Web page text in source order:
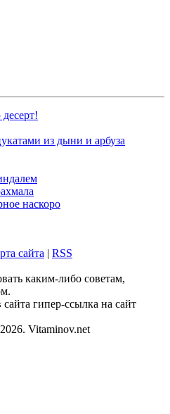
из дыни и арбуза
наскоро
сайта | RSS
каким-либо советам,
гипер-ссылка на сайт
Vitaminov.net